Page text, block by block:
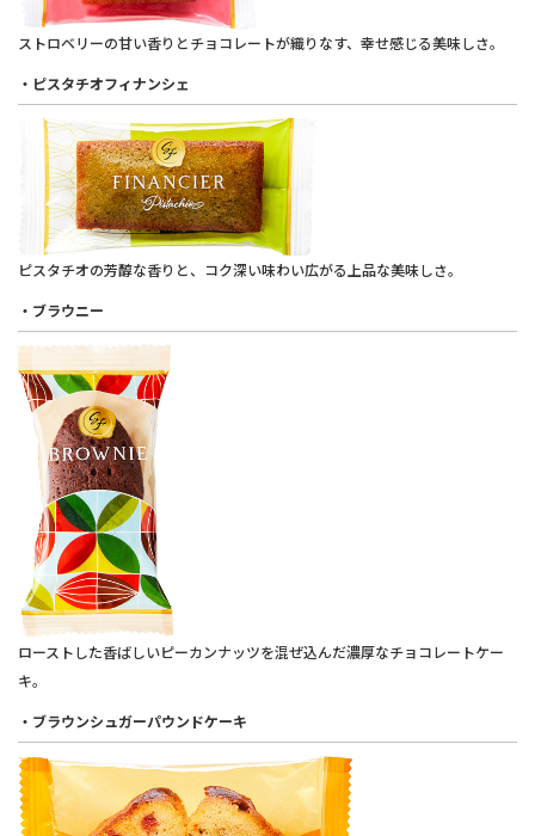
ストロベリーの甘い香りとチョコレートが織りなす、幸せ感じる美味しさ。
・ピスタチオフィナンシェ
ピスタチオの芳醇な香りと、コク深い味わい広がる上品な美味しさ。
・ブラウニー
ローストした香ばしいピーカンナッツを混ぜ込んだ濃厚なチョコレートケー
キ。
・ブラウンシュガーパウンドケーキ